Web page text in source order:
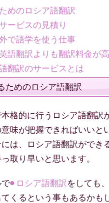
めのロシア語翻訳
ービスの見積り
で語学を使う仕事
語翻訳よりも翻訳料金が
翻訳のサービスとは
ためのロシア語翻訳
格的に行うロシア語翻訳
味が把握できればいいと
は、ロシア語翻訳ができ
取り早いと思います。
ロシア語翻訳 をしても
くるという事もあるかも